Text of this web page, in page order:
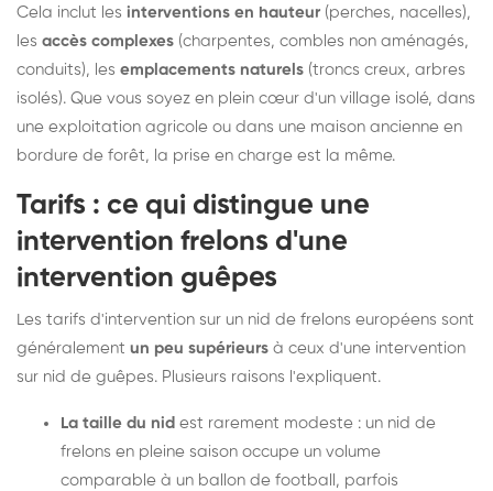
Cela inclut les interventions en hauteur (perches, nacelles),
les accès complexes (charpentes, combles non aménagés,
conduits), les emplacements naturels (troncs creux, arbres
isolés). Que vous soyez en plein cœur d'un village isolé, dans
une exploitation agricole ou dans une maison ancienne en
bordure de forêt, la prise en charge est la même.
Tarifs : ce qui distingue une
intervention frelons d'une
intervention guêpes
Les tarifs d'intervention sur un nid de frelons européens sont
généralement un peu supérieurs à ceux d'une intervention
sur nid de guêpes. Plusieurs raisons l'expliquent.
La taille du nid est rarement modeste : un nid de
frelons en pleine saison occupe un volume
comparable à un ballon de football, parfois